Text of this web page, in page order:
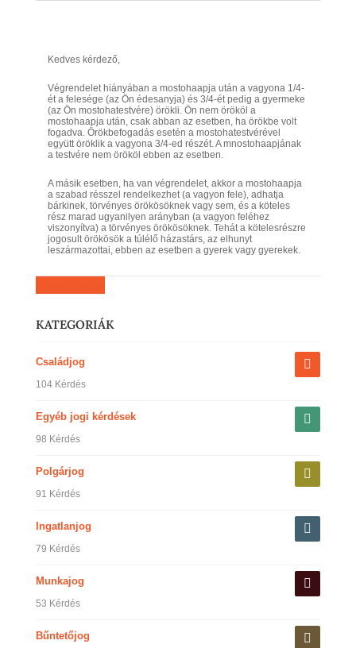
Kedves kérdező,
Végrendelet hiányában a mostohaapja után a vagyona 1/4-
ét a felesége (az Ön édesanyja) és 3/4-ét pedig a gyermeke
(az Ön mostohatestvére) örökli. Ön nem örököl a
mostohaapja után, csak abban az esetben, ha örökbe volt
fogadva. Örökbefogadás esetén a mostohatestvérével
együtt öröklik a vagyona 3/4-ed részét. A mnostohaapjának
a testvére nem örököl ebben az esetben.
A másik esetben, ha van végrendelet, akkor a mostohaapja
a szabad résszel rendelkezhet (a vagyon fele), adhatja
bárkinek, törvényes örökösöknek vagy sem, és a köteles
rész marad ugyanilyen arányban (a vagyon feléhez
viszonyítva) a törvényes örökösöknek. Tehát a kötelesrészre
jogosult örökösök a túlélő házastárs, az elhunyt
leszármazottai, ebben az esetben a gyerek vagy gyerekek.
KATEGORIÁK
Családjog
104 Kérdés
Egyéb jogi kérdések
98 Kérdés
Polgárjog
91 Kérdés
Ingatlanjog
79 Kérdés
Munkajog
53 Kérdés
Bűntetőjog